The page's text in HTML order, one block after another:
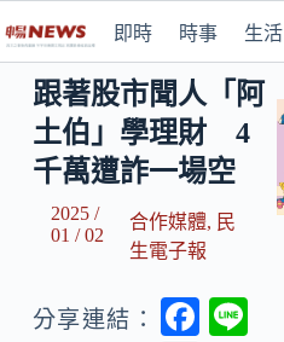
即時 時事 生活
跟著股市聞人「阿
土伯」學理財 4
千萬遭詐一場空
2025 /
01 / 02
合作媒體, 民
生電子報
分享連結：
F